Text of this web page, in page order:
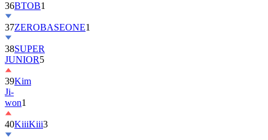
36BTOB1
37ZEROBASEONE1
38SUPER
JUNIOR5
39Kim
Ji-
won1
40KiiiKiii3